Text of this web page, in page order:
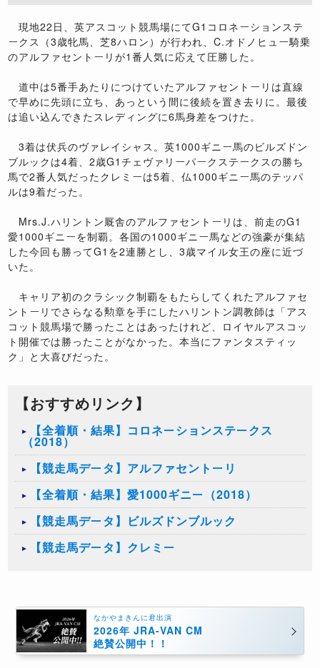
現地22日、英アスコット競馬場にてG1コロネーションステ
ークス（3歳牝馬、芝8ハロン）が行われ、C.オドノヒュー騎乗
のアルファセントーリが1番人気に応えて圧勝した。
道中は5番手あたりにつけていたアルファセントーリは直線
で早めに先頭に立ち、あっという間に後続を置き去りに。最後
は追い込んできたスレディングに6馬身差をつけた。
3着は伏兵のヴァレイシャス。英1000ギニー馬のビルズドン
ブルックは4着、2歳G1チェヴァリーパークステークスの勝ち
馬で2番人気だったクレミーは5着、仏1000ギニー馬のテッパ
ルは9着だった。
Mrs.J.ハリントン厩舎のアルファセントーリは、前走のG1
愛1000ギニーを制覇。各国の1000ギニー馬などの強豪が集結
した今回も勝ってG1を2連勝とし、3歳マイル女王の座に近づ
いた。
キャリア初のクラシック制覇をもたらしてくれたアルファセ
ントーリでさらなる勲章を手にしたハリントン調教師は「アス
コット競馬場で勝ったことはあったけれど、ロイヤルアスコッ
ト開催では勝ったことがなかった。本当にファンタスティッ
ク」と大喜びだった。
【おすすめリンク】
【全着順・結果】コロネーションステークス
（2018）
【競走馬データ】アルファセントーリ
【全着順・結果】愛1000ギニー（2018）
【競走馬データ】ビルズドンブルック
【競走馬データ】クレミー
なかやまきんに君出演
2026年 JRA-VAN CM
絶賛公開中！！